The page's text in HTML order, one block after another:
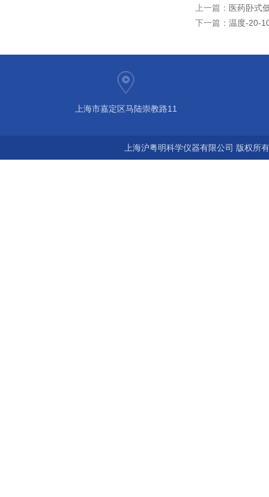
上一篇： 医药卧式
下一篇： 温度-20-
上海市嘉定区马陆崇教路11
上海沪粤明科学仪器有限公司 版权所